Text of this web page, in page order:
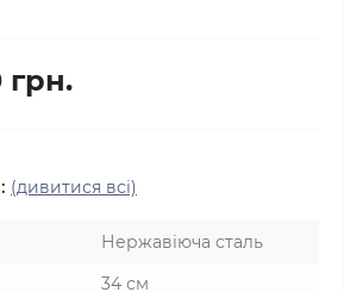
грн.
(дивитися всі)
Нержавіюча сталь
34 см